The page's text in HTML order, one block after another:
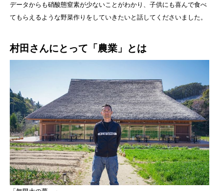
データからも硝酸態窒素が少ないことがわかり、子供にも喜んで食べ
てもらえるような野菜作りをしていきたいと話してくださいました。
村田さんにとって「農業」とは